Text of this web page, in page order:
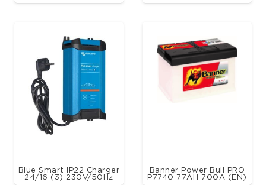
Blue Smart IP22 Charger
24/16 (3) 230V/50Hz
Banner Power Bull PRO
P7740 77AH 700A (EN)